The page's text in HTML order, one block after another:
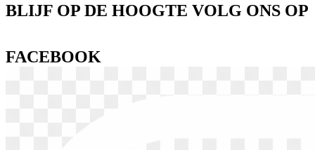
BLIJF OP DE HOOGTE VOLG ONS OP
FACEBOOK